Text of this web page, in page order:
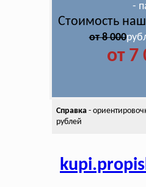
-
Стоимость
от 8 000
от 7
Справка-
рублей